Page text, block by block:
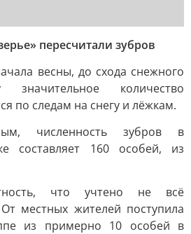
пересчитали зубров
весны, до схода снежного
значительное количество
по следам на снегу и лёжкам.
численность зубров в
составляет 160 особей, из
что учтено не всё
местных жителей поступила
из примерно 10 особей в